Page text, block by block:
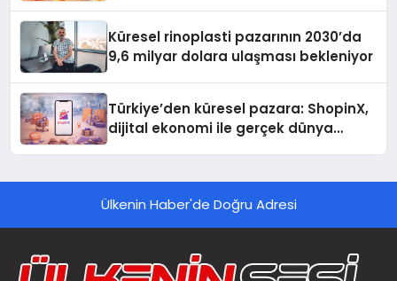
Küresel rinoplasti pazarının 2030’da
9,6 milyar dolara ulaşması bekleniyor
Türkiye’den küresel pazara: ShopinX,
dijital ekonomi ile gerçek dünya
Ülkenin Haber'de Doğru Adresi